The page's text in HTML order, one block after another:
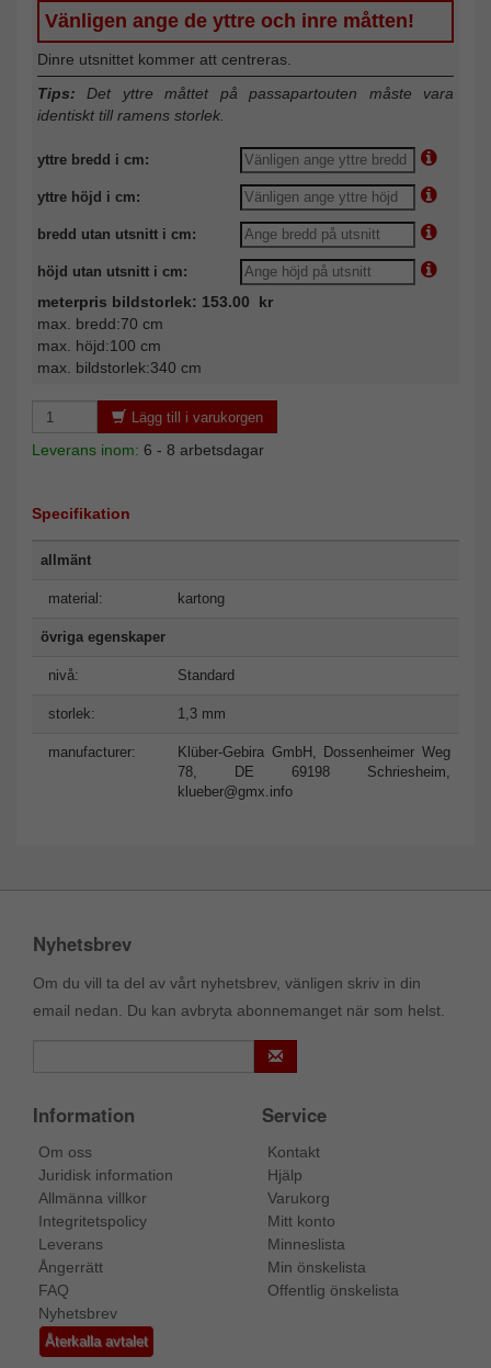
Vänligen ange de yttre och inre måtten!
Dinre utsnittet kommer att centreras.
Tips: Det yttre måttet på passapartouten måste vara
identiskt till ramens storlek.
yttre bredd i cm:
yttre höjd i cm:
bredd utan utsnitt i cm:
höjd utan utsnitt i cm:
meterpris bildstorlek: 153.00 kr
max. bredd:70 cm
max. höjd:100 cm
max. bildstorlek:340 cm
Lägg till i varukorgen
Leverans inom: 6 - 8 arbetsdagar
Specifikation
allmänt
material: kartong
övriga egenskaper
nivå: Standard
storlek: 1,3 mm
manufacturer:
Klüber-Gebira GmbH, Dossenheimer Weg
78, DE 69198 Schriesheim,
klueber@gmx.info
Nyhetsbrev
Om du vill ta del av vårt nyhetsbrev, vänligen skriv in din
email nedan. Du kan avbryta abonnemanget när som helst.
Information
Om oss
Juridisk information
Allmänna villkor
Integritetspolicy
Leverans
Ångerrätt
FAQ
Nyhetsbrev
Återkalla avtalet
Service
Kontakt
Hjälp
Varukorg
Mitt konto
Minneslista
Min önskelista
Offentlig önskelista